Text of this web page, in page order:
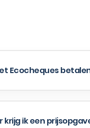
Ecocheques
krijg ik een